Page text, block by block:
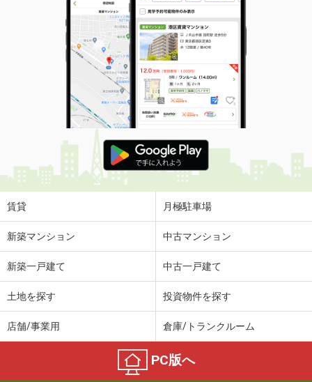
賃貸 月極駐車場
新築マンション 中古マンション
新築一戸建て 中古一戸建て
土地を探す 投資物件を探す
店舗/事業用 倉庫/トランクルーム
PC版へ